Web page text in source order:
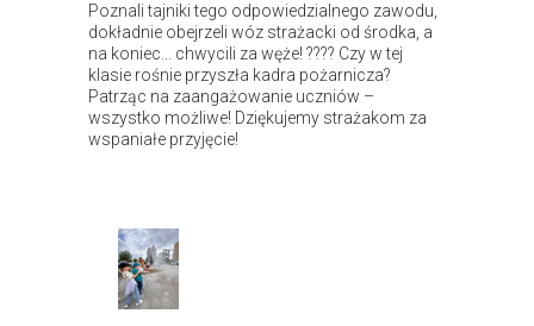
Poznali tajniki tego odpowiedzialnego zawodu,
dokładnie obejrzeli wóz strażacki od środka, a
na koniec... chwycili za węże! ???? Czy w tej
klasie rośnie przyszła kadra pożarnicza?
Patrząc na zaangażowanie uczniów –
wszystko możliwe! Dziękujemy strażakom za
wspaniałe przyjęcie!